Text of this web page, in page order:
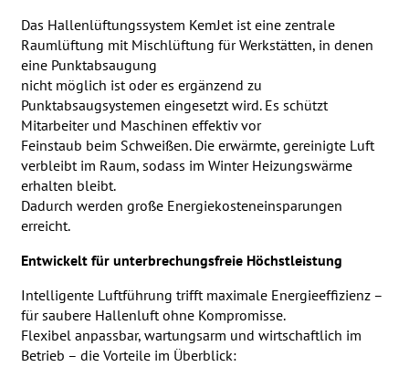
Das Hallenlüftungssystem KemJet ist eine zentrale
Raumlüftung mit Mischlüftung für Werkstätten, in denen
eine Punktabsaugung
nicht möglich ist oder es ergänzend zu
Punktabsaugsystemen eingesetzt wird. Es schützt
Mitarbeiter und Maschinen effektiv vor
Feinstaub beim Schweißen. Die erwärmte, gereinigte Luft
verbleibt im Raum, sodass im Winter Heizungswärme
erhalten bleibt.
Dadurch werden große Energiekosteneinsparungen
erreicht.
Entwickelt für unterbrechungsfreie Höchstleistung
Intelligente Luftführung trifft maximale Energieeffizienz –
für saubere Hallenluft ohne Kompromisse.
Flexibel anpassbar, wartungsarm und wirtschaftlich im
Betrieb – die Vorteile im Überblick: